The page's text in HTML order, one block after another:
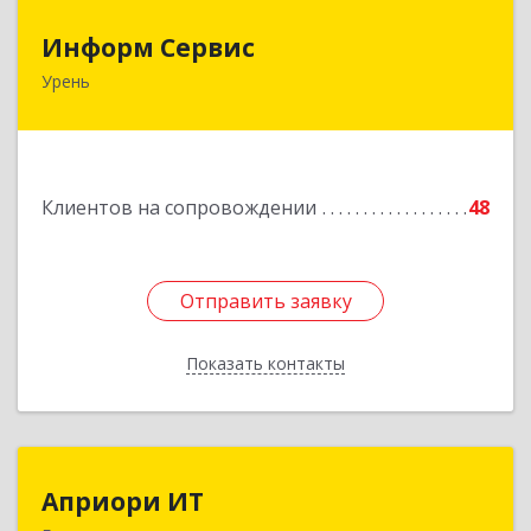
Информ Сервис
Урень
Клиентов на сопровождении 48
Отправить заявку
Показать контакты
Отправить заявку
Назад
Априори ИТ